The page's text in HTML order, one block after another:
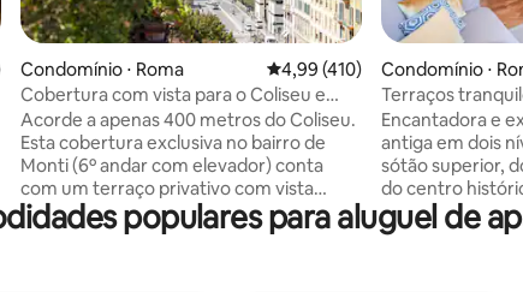
avaliação média de 5, 128 avaliações
Condomínio ⋅ Roma 4,99 de uma avaliação média
4,99 (410)
Cobertura com vista para o Coliseu e
terraço próprio em Monti
Acorde a apenas 400 metros do Coliseu.
Esta cobertura exclusiva no bairro de
Monti (6º andar com elevador) conta
com um terraço privativo com vista
deslumbrante. Explore a Roma antiga a
pé ou pegue o ônibus bem do lado de
Condomínio ⋅
Terraços
perto da
Encantadora e
antiga em dois
sótão superior,
do centro
esquina da
restaurantes e
populares para aluguel de